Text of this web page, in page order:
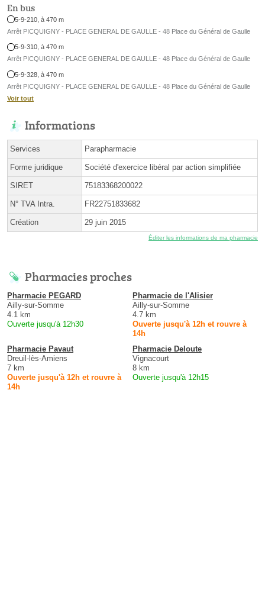
En bus
5-9-210, à 470 m
Arrêt PICQUIGNY - PLACE GENERAL DE GAULLE - 48 Place du Général de Gaulle
5-9-310, à 470 m
Arrêt PICQUIGNY - PLACE GENERAL DE GAULLE - 48 Place du Général de Gaulle
5-9-328, à 470 m
Arrêt PICQUIGNY - PLACE GENERAL DE GAULLE - 48 Place du Général de Gaulle
Voir tout
Informations
Services Parapharmacie
Forme juridique Société d'exercice libéral par action simplifiée
SIRET 75183368200022
N° TVA Intra. FR22751833682
Création 29 juin 2015
Éditer les informations de ma pharmacie
Pharmacies proches
Pharmacie PEGARD
Ailly-sur-Somme
4.1 km
Ouverte jusqu'à 12h30
Pharmacie de l'Alisier
Ailly-sur-Somme
4.7 km
Ouverte jusqu'à 12h et rouvre à
14h
Pharmacie Pavaut
Dreuil-lès-Amiens
7 km
Ouverte jusqu'à 12h et rouvre à
14h
Pharmacie Deloute
Vignacourt
8 km
Ouverte jusqu'à 12h15